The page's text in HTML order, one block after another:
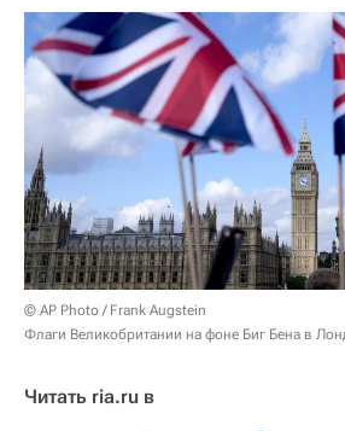
© AP Photo / Frank Augstein
Флаги Великобритании на фоне Биг Бена в
Читать ria.ru в